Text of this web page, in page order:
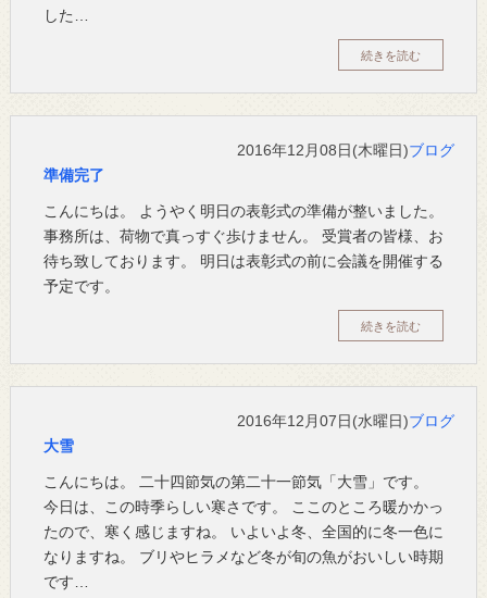
した…
続きを読む
2016年12月08日(木曜日)ブログ
準備完了
こんにちは。 ようやく明日の表彰式の準備が整いました。
事務所は、荷物で真っすぐ歩けません。 受賞者の皆様、お
待ち致しております。 明日は表彰式の前に会議を開催する
予定です。
続きを読む
2016年12月07日(水曜日)ブログ
大雪
こんにちは。 二十四節気の第二十一節気「大雪」です。
今日は、この時季らしい寒さです。 ここのところ暖かかっ
たので、寒く感じますね。 いよいよ冬、全国的に冬一色に
なりますね。 ブリやヒラメなど冬が旬の魚がおいしい時期
です…